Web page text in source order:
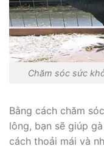
Chăm sóc sức
Bằng cách chăm
lông, bạn sẽ giúp
cách thoải mái và